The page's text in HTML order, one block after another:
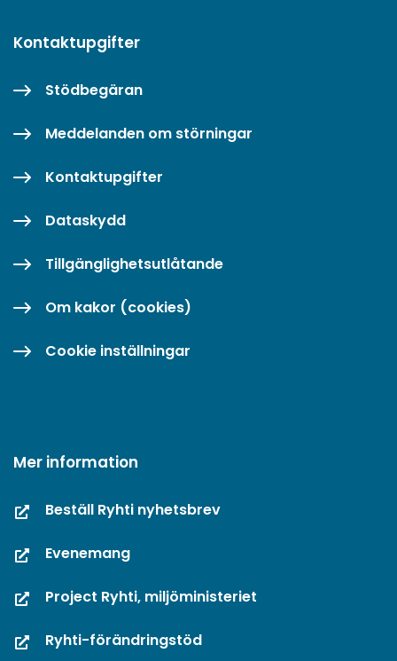
Kontaktupgifter
Stödbegäran
Meddelanden om störningar
Kontaktupgifter
Dataskydd
Tillgänglighetsutlåtande
Om kakor (cookies)
Cookie inställningar
Mer information
Beställ Ryhti nyhetsbrev
Evenemang
Project Ryhti, miljöministeriet
Ryhti-förändringstöd